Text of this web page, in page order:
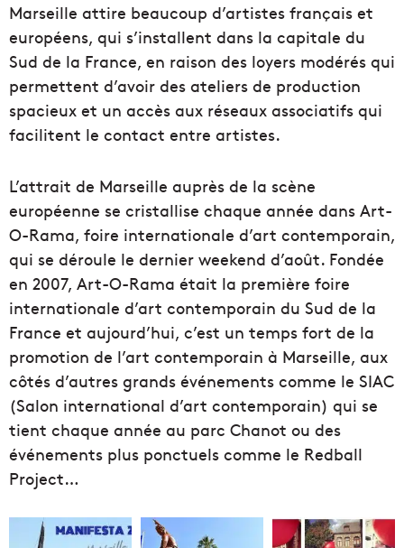
Marseille attire beaucoup d’artistes français et
européens, qui s’installent dans la capitale du
Sud de la France, en raison des loyers modérés qui
permettent d’avoir des ateliers de production
spacieux et un accès aux réseaux associatifs qui
facilitent le contact entre artistes.
L’attrait de Marseille auprès de la scène
européenne se cristallise chaque année dans Art-
O-Rama, foire internationale d’art contemporain,
qui se déroule le dernier weekend d’août. Fondée
en 2007, Art-O-Rama était la première foire
internationale d’art contemporain du Sud de la
France et aujourd’hui, c’est un temps fort de la
promotion de l’art contemporain à Marseille, aux
côtés d’autres grands événements comme le SIAC
(Salon international d’art contemporain) qui se
tient chaque année au parc Chanot ou des
événements plus ponctuels comme le Redball
Project…